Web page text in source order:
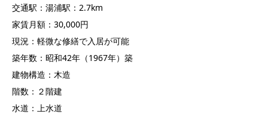
交通駅：湯浦駅：2.7km
家賃月額：30,000円
現況：軽微な修繕で入居が可能
築年数：昭和42年（1967年）築
建物構造：木造
階数：２階建
水道：上水道